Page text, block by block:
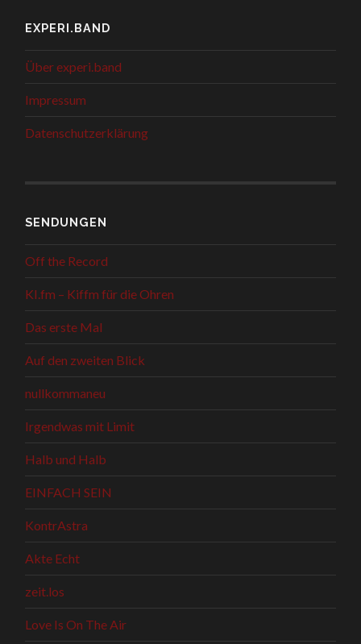
EXPERI.BAND
Über experi.band
Impressum
Datenschutzerklärung
SENDUNGEN
Off the Record
KI.fm – Kiffm für die Ohren
Das erste Mal
Auf den zweiten Blick
nullkommaneu
Irgendwas mit Limit
Halb und Halb
EINFACH SEIN
KontrAstra
Akte Echt
zeit.los
Love Is On The Air